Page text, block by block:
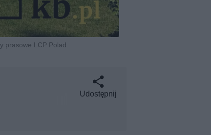
prasowe LCP Polad
Udostępnij